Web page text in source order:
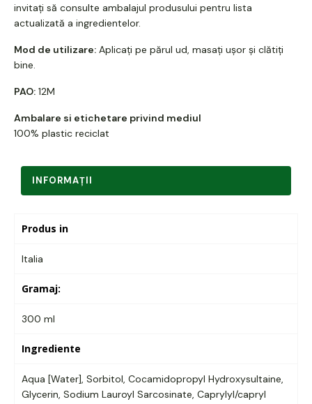
invitați să consulte ambalajul produsului pentru lista
actualizată a ingredientelor.
Mod de utilizare: Aplicați pe părul ud, masați ușor și clătiți
bine.
PAO: 12M
Ambalare si etichetare privind mediul
100% plastic reciclat
INFORMAŢII
Produs in
Italia
Gramaj:
300 ml
Ingrediente
Aqua [Water], Sorbitol, Cocamidopropyl Hydroxysultaine,
Glycerin, Sodium Lauroyl Sarcosinate, Caprylyl/capryl